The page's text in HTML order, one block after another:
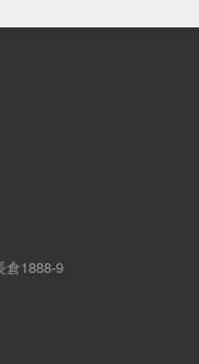
倉1888-9